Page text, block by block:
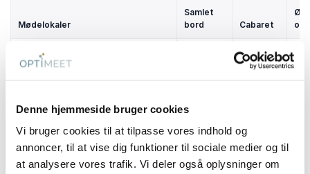
Denne hjemmeside bruger cookies
Vi bruger cookies til at tilpasse vores indhold og
annoncer, til at vise dig funktioner til sociale medier og til
at analysere vores trafik. Vi deler også oplysninger om
Mødelokaler
Samlet
bord
Cabaret
Ø-
196 m2
-
Lokale 1
Se mere
-